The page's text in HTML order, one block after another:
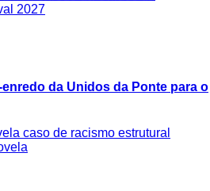
da Unidos da Ponte para o